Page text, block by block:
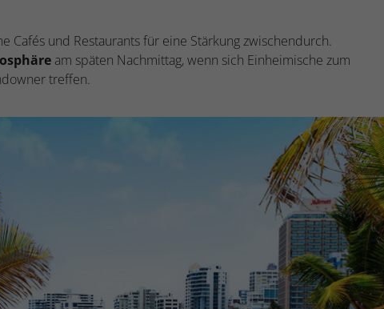
Cafés und Restaurants für eine Stärkung zwischendurch.
am späten Nachmittag, wenn sich Einheimische zum
treffen.